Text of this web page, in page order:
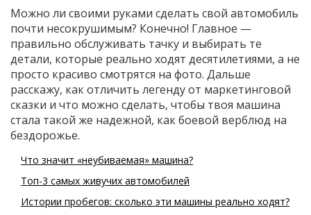
Можно ли своими руками сделать свой автомобиль
почти несокрушимым? Конечно! Главное —
правильно обслуживать тачку и выбирать те
детали, которые реально ходят десятилетиями, а не
просто красиво смотрятся на фото. Дальше
расскажу, как отличить легенду от маркетинговой
сказки и что можно сделать, чтобы твоя машина
стала такой же надежной, как боевой верблюд на
бездорожье.
Что значит «неубиваемая» машина?
Топ-3 самых живучих автомобилей
Истории пробегов: сколько эти машины реально ходят?